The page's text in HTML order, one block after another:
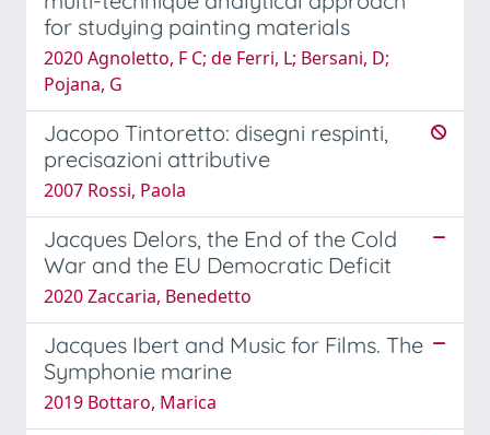
for studying painting materials
2020 Agnoletto, F C; de Ferri, L; Bersani, D;
Pojana, G
Jacopo Tintoretto: disegni respinti,
precisazioni attributive
2007 Rossi, Paola
Jacques Delors, the End of the Cold
War and the EU Democratic Deficit
2020 Zaccaria, Benedetto
Jacques Ibert and Music for Films. The
Symphonie marine
2019 Bottaro, Marica